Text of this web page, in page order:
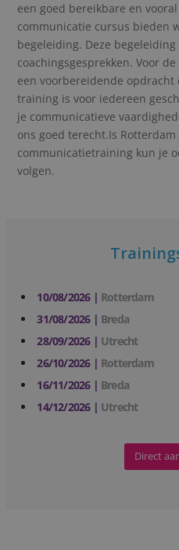
een goed bereikbare en
communicatie cursus bieden
begeleiding. Deze
coachingsgesprekken. Voor de
een voorbereidende opdracht
training is voor iedereen
je communicatieve
ons goed terecht.Is
communicatietraining kun je
volgen.
10/08/2026 | Rotterdam
31/08/2026 | Breda
28/09/2026 | Utrecht
26/10/2026 | Rotterdam
16/11/2026 | Breda
14/12/2026 | Utrecht
Direct